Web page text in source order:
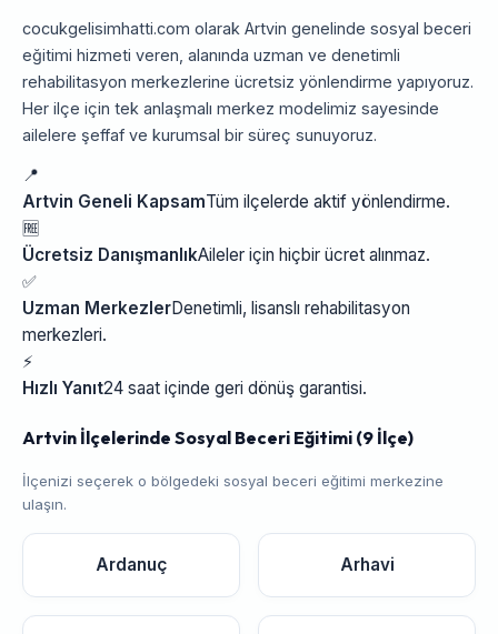
cocukgelisimhatti.com olarak Artvin genelinde sosyal beceri
eğitimi hizmeti veren, alanında uzman ve denetimli
rehabilitasyon merkezlerine ücretsiz yönlendirme yapıyoruz.
Her ilçe için tek anlaşmalı merkez modelimiz sayesinde
ailelere şeffaf ve kurumsal bir süreç sunuyoruz.
📍
Artvin Geneli KapsamTüm ilçelerde aktif yönlendirme.
🆓
Ücretsiz DanışmanlıkAileler için hiçbir ücret alınmaz.
✅
Uzman MerkezlerDenetimli, lisanslı rehabilitasyon
merkezleri.
⚡
Hızlı Yanıt24 saat içinde geri dönüş garantisi.
Artvin İlçelerinde Sosyal Beceri Eğitimi (9 İlçe)
İlçenizi seçerek o bölgedeki sosyal beceri eğitimi merkezine
ulaşın.
Ardanuç Arhavi